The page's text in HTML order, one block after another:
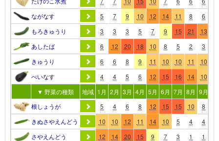
ながなす
5 7 9 10 12 14 11 8 6
もろきゅうり
3 3 3 5 7 9 15 21 13
あしたば
6 12 20 18 10 8 5 2 3
きゅうり
6 6 8 9 11 10 10 11 10
べいなす
4 4 5 6 12 15 16 14 10
▼ 野菜の種類
地域 1月 2月 3月 4月 5月 6月 7月 8月 9月
根しょうが
5 4 6 8 12 15 15 10 8
きぬさやえんどう
10 10 12 11 14 10 5 4 4
さやえんどう
12 14 20 15 9 7 3 1 1